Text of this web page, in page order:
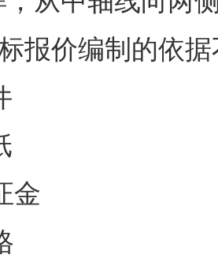
报价编制的依
金